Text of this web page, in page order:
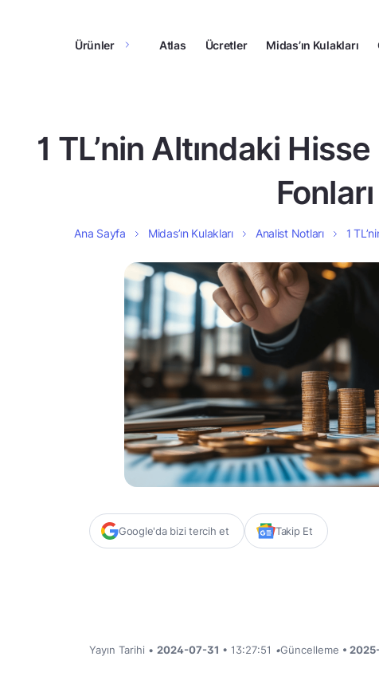
Ürünler Atlas Ücretler Midas’ın Kulakları
1 TL’nin Altındaki
Fonları
Ana Sayfa Midas’ın Kulakları Analist Notları 1
Google'da bizi tercih et Takip Et
Yayın Tarihi • 2024-07-31 • 13:27:51 •Güncelleme •